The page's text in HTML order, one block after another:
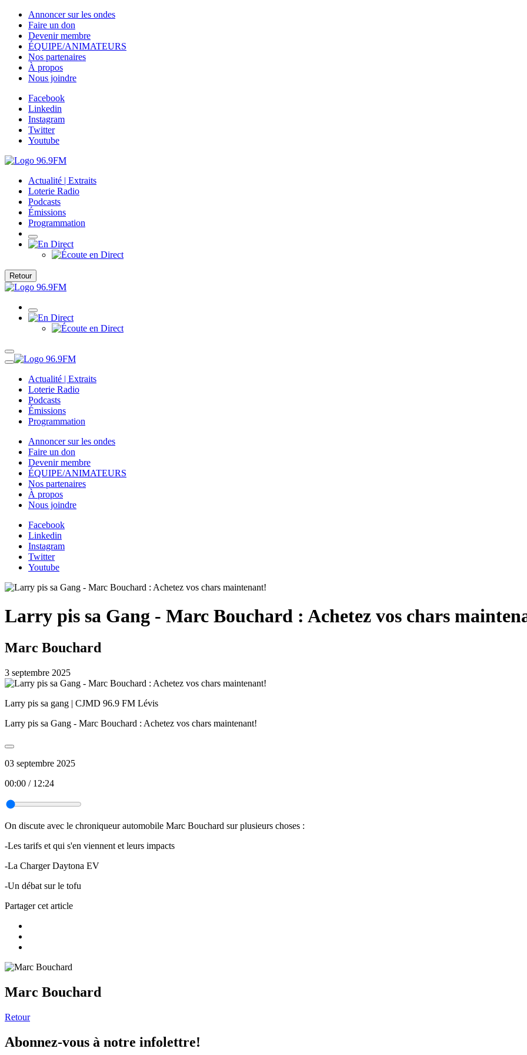
Annoncer sur les ondes
Faire un don
Devenir membre
ÉQUIPE/ANIMATEURS
Nos partenaires
À propos
Nous joindre
Facebook
Linkedin
Instagram
Twitter
Youtube
Actualité | Extraits
Loterie Radio
Podcasts
Émissions
Programmation
Retour
Actualité | Extraits
Loterie Radio
Podcasts
Émissions
Programmation
Annoncer sur les ondes
Faire un don
Devenir membre
ÉQUIPE/ANIMATEURS
Nos partenaires
À propos
Nous joindre
Facebook
Linkedin
Instagram
Twitter
Youtube
Larry pis sa Gang - Marc Bouchard : Achetez vos chars
Marc Bouchard
3 septembre 2025
Larry pis sa gang | CJMD 96.9 FM Lévis
Larry pis sa Gang - Marc Bouchard : Achetez vos chars maintenant!
03 septembre 2025
00:00 / 12:24
On discute avec le chroniqueur automobile Marc Bouchard sur plusieurs choses :
-Les tarifs et qui s'en viennent et leurs impacts
-La Charger Daytona EV
-Un débat sur le tofu
Partager cet article
Marc Bouchard
Retour
Abonnez-vous à notre infolettre!